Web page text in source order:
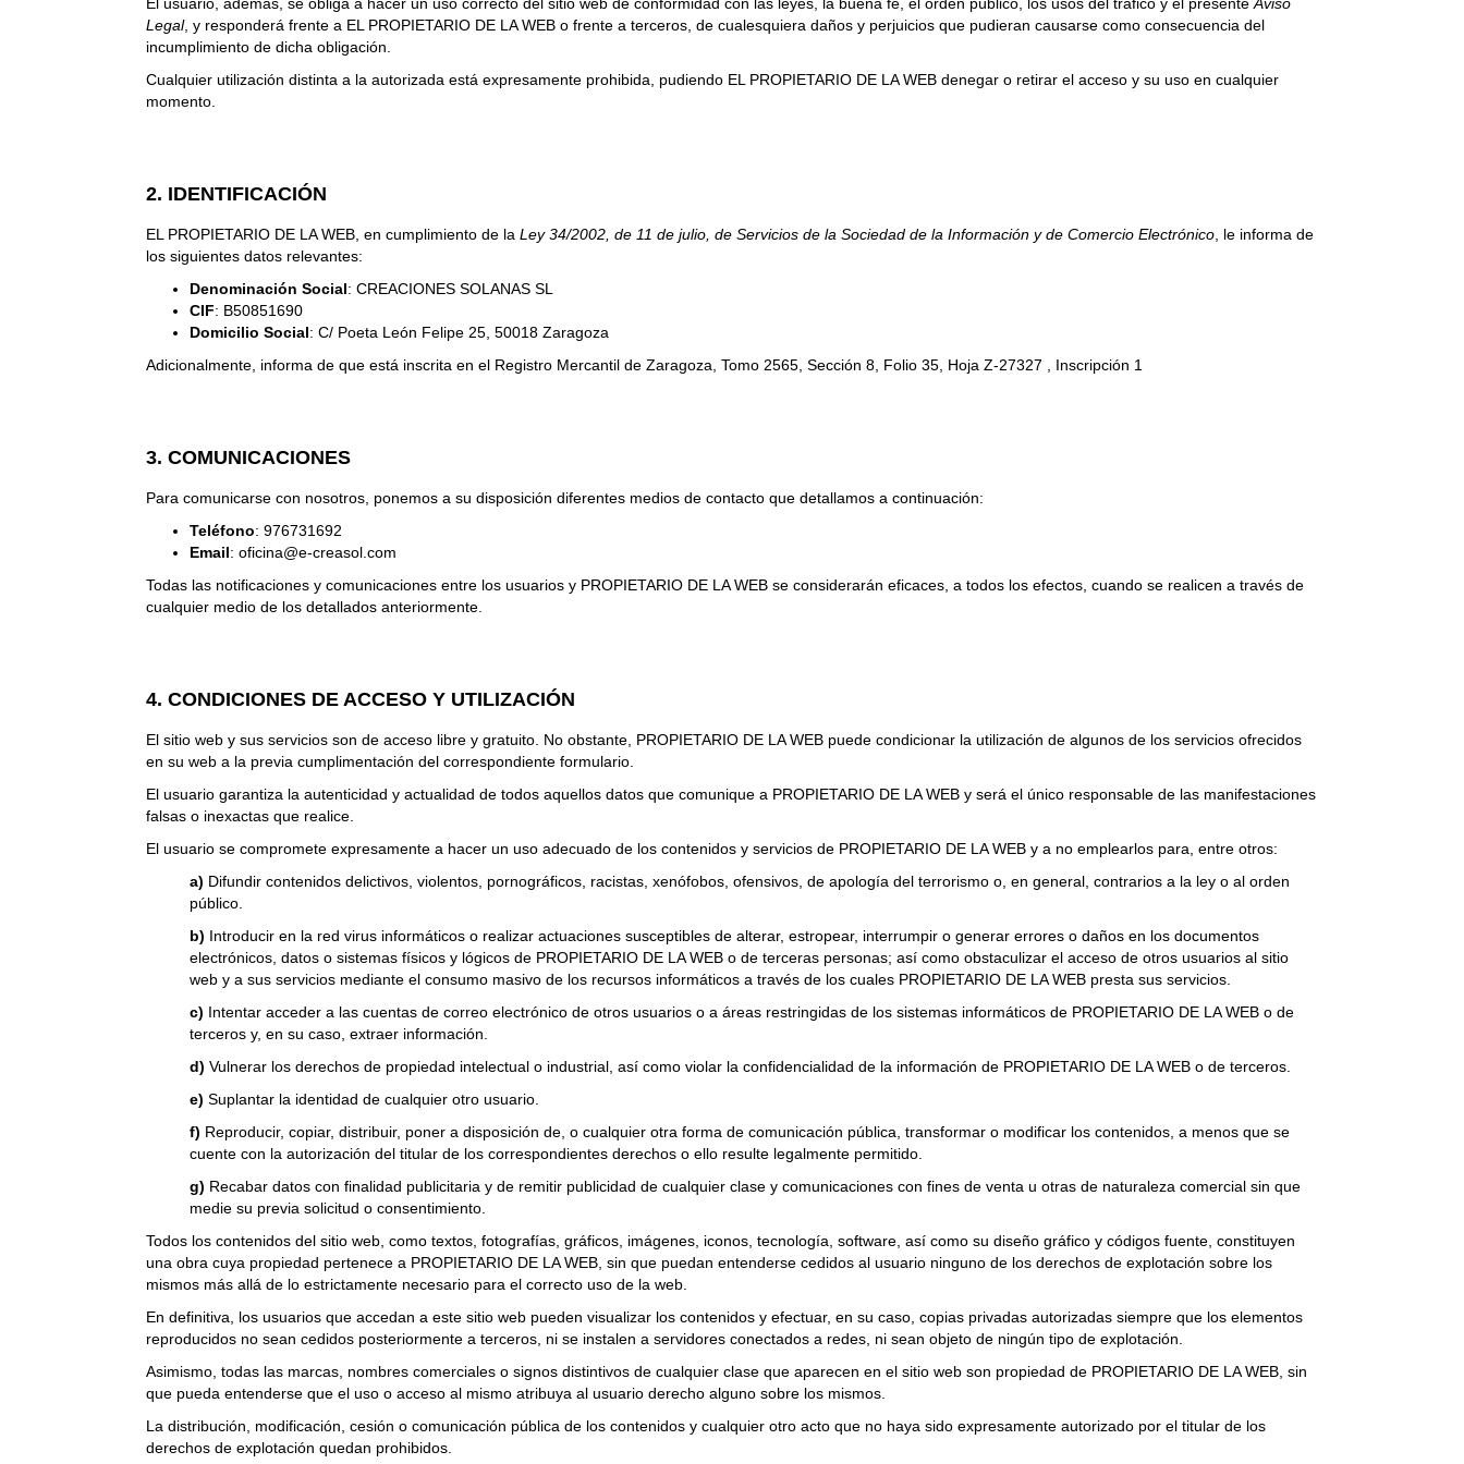
Legal, y responderá frente a EL PROPIETARIO DE LA WEB o frente a terceros, de cualesquiera daños y perjuicios que pudieran causarse como consecuencia del
incumplimiento de dicha obligación.
Cualquier utilización distinta a la autorizada está expresamente prohibida, pudiendo EL PROPIETARIO DE LA WEB denegar o retirar el acceso y su uso en cualquier
momento.
2. IDENTIFICACIÓN
EL PROPIETARIO DE LA WEB, en cumplimiento de laLey 34/2002, de 11 de julio, de Servicios de la Sociedad de la Información y de Comercio Electrónico , le informa de
los siguientes datos relevantes:
Denominación Social: CREACIONES SOLANAS SL
CIF: B50851690
Domicilio Social: C/ Poeta León Felipe 25, 50018 Zaragoza
Adicionalmente, informa de que está inscrita en el Registro Mercantil de Zaragoza, Tomo 2565, Sección 8, Folio 35, Hoja Z-27327 , Inscripción 1
3. COMUNICACIONES
Para comunicarse con nosotros, ponemos a su disposición diferentes medios de contacto que detallamos a continuación:
Teléfono: 976731692
Email: oficina@e-creasol.com
Todas las notificaciones y comunicaciones entre los usuarios y PROPIETARIO DE LA WEB se considerarán eficaces, a todos los efectos, cuando se realicen a través de
cualquier medio de los detallados anteriormente.
4. CONDICIONES DE ACCESO Y UTILIZACIÓN
El sitio web y sus servicios son de acceso libre y gratuito. No obstante, PROPIETARIO DE LA WEB puede condicionar la utilización de algunos de los servicios ofrecidos
en su web a la previa cumplimentación del correspondiente formulario.
El usuario garantiza la autenticidad y actualidad de todos aquellos datos que comunique a PROPIETARIO DE LA WEB y será el único responsable de las manifestaciones
falsas o inexactas que realice.
El usuario se compromete expresamente a hacer un uso adecuado de los contenidos y servicios de PROPIETARIO DE LA WEB y a no emplearlos para, entre otros:
a) Difundir contenidos delictivos, violentos, pornográficos, racistas, xenófobos, ofensivos, de apología del terrorismo o, en general, contrarios a la ley o al orden
público.
b) Introducir en la red virus informáticos o realizar actuaciones susceptibles de alterar, estropear, interrumpir o generar errores o daños en los documentos
electrónicos, datos o sistemas físicos y lógicos de PROPIETARIO DE LA WEB o de terceras personas; así como obstaculizar el acceso de otros usuarios al sitio
web y a sus servicios mediante el consumo masivo de los recursos informáticos a través de los cuales PROPIETARIO DE LA WEB presta sus servicios.
c) Intentar acceder a las cuentas de correo electrónico de otros usuarios o a áreas restringidas de los sistemas informáticos de PROPIETARIO DE LA WEB o de
terceros y, en su caso, extraer información.
d) Vulnerar los derechos de propiedad intelectual o industrial, así como violar la confidencialidad de la información de PROPIETARIO DE LA WEB o de terceros.
e) Suplantar la identidad de cualquier otro usuario.
f) Reproducir, copiar, distribuir, poner a disposición de, o cualquier otra forma de comunicación pública, transformar o modificar los contenidos, a menos que se
cuente con la autorización del titular de los correspondientes derechos o ello resulte legalmente permitido.
g) Recabar datos con finalidad publicitaria y de remitir publicidad de cualquier clase y comunicaciones con fines de venta u otras de naturaleza comercial sin que
medie su previa solicitud o consentimiento.
Todos los contenidos del sitio web, como textos, fotografías, gráficos, imágenes, iconos, tecnología, software, así como su diseño gráfico y códigos fuente, constituyen
una obra cuya propiedad pertenece a PROPIETARIO DE LA WEB, sin que puedan entenderse cedidos al usuario ninguno de los derechos de explotación sobre los
mismos más allá de lo estrictamente necesario para el correcto uso de la web.
En definitiva, los usuarios que accedan a este sitio web pueden visualizar los contenidos y efectuar, en su caso, copias privadas autorizadas siempre que los elementos
reproducidos no sean cedidos posteriormente a terceros, ni se instalen a servidores conectados a redes, ni sean objeto de ningún tipo de explotación.
Asimismo, todas las marcas, nombres comerciales o signos distintivos de cualquier clase que aparecen en el sitio web son propiedad de PROPIETARIO DE LA WEB, sin
que pueda entenderse que el uso o acceso al mismo atribuya al usuario derecho alguno sobre los mismos.
La distribución, modificación, cesión o comunicación pública de los contenidos y cualquier otro acto que no haya sido expresamente autorizado por el titular de los
derechos de explotación quedan prohibidos.